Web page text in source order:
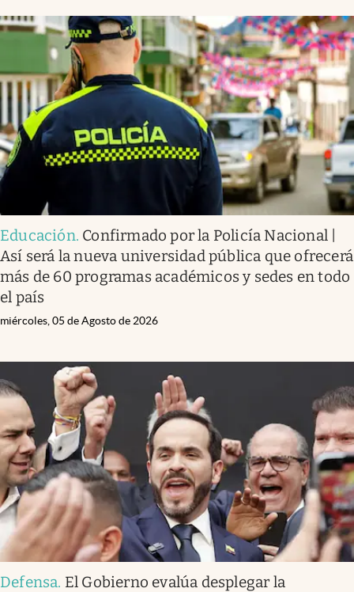
Educación. Confirmado por la Policía Nacional |
Así será la nueva universidad pública que ofrecerá
más de 60 programas académicos y sedes en todo
el país
miércoles, 05 de Agosto de 2026
Defensa. El Gobierno evalúa desplegar la